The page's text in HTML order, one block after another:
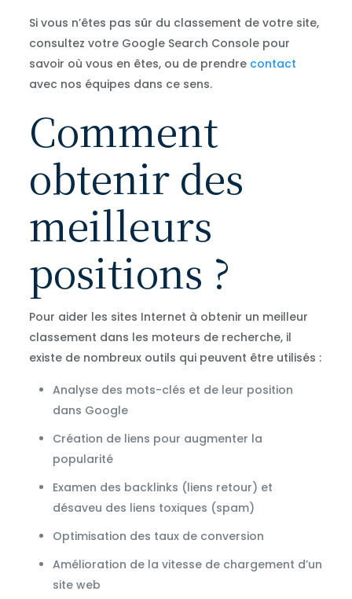
Si vous n’êtes pas sûr du classement de votre site,
consultez votre Google Search Console pour
savoir où vous en êtes, ou de prendre contact
avec nos équipes dans ce sens.
Comment
obtenir des
meilleurs
positions ?
Pour aider les sites Internet à obtenir un meilleur
classement dans les moteurs de recherche, il
existe de nombreux outils qui peuvent être utilisés :
Analyse des mots-clés et de leur position
dans Google
Création de liens pour augmenter la
popularité
Examen des backlinks (liens retour) et
désaveu des liens toxiques (spam)
Optimisation des taux de conversion
Amélioration de la vitesse de chargement d’un
site web